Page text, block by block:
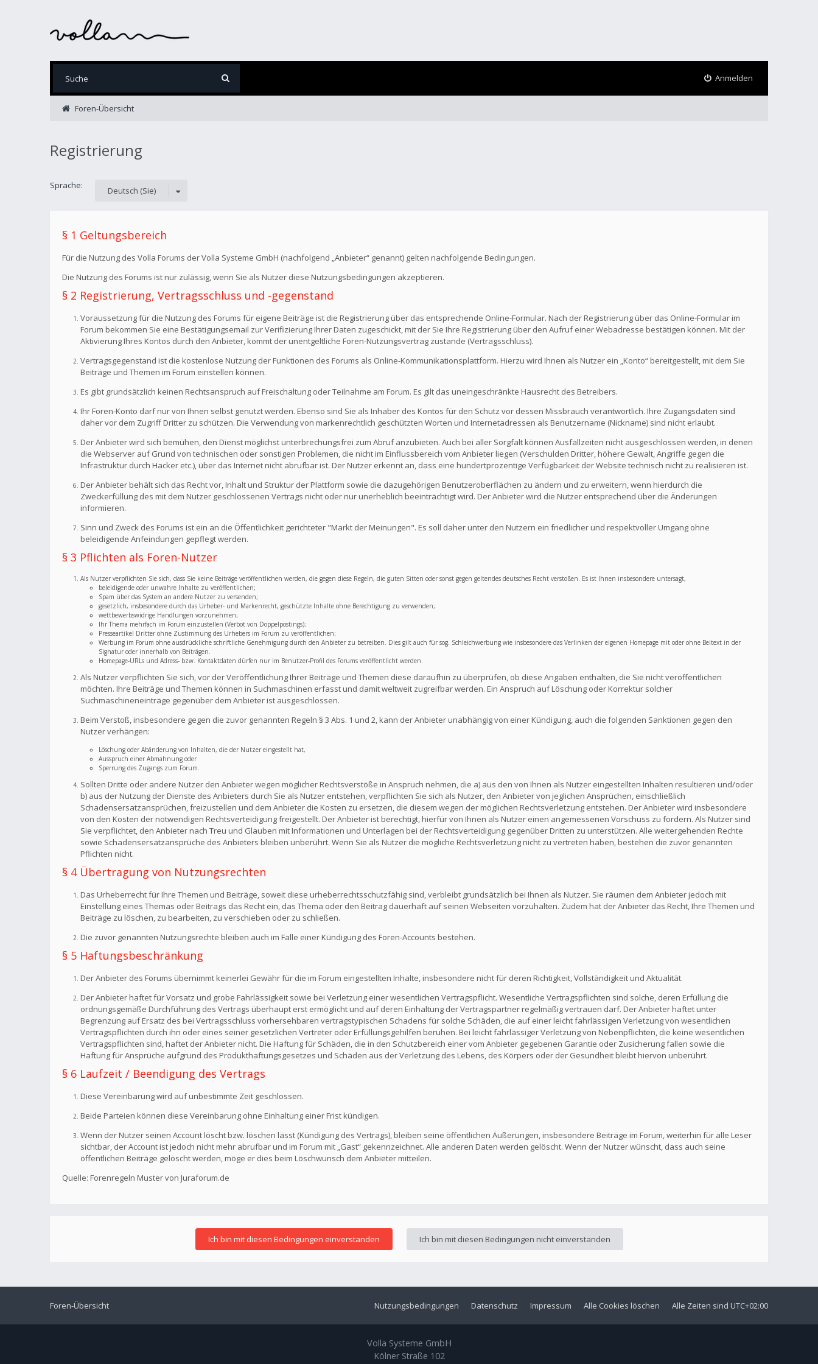
Anmelden
Foren-Übersicht
Registrierung
Sprache: Deutsch (Sie)
§ 1 Geltungsbereich
Für die Nutzung des Volla Forums der Volla Systeme GmbH (nachfolgend „Anbieter“ genannt) gelten nachfolgende Bedingungen.
Die Nutzung des Forums ist nur zulässig, wenn Sie als Nutzer diese Nutzungsbedingungen akzeptieren.
§ 2 Registrierung, Vertragsschluss und -gegenstand
Voraussetzung für die Nutzung des Forums für eigene Beiträge ist die Registrierung über das entsprechende Online-Formular. Nach der Registrierung über das Online-Formular im
Forum bekommen Sie eine Bestätigungsemail zur Verifizierung Ihrer Daten zugeschickt, mit der Sie Ihre Registrierung über den Aufruf einer Webadresse bestätigen können. Mit der
Aktivierung Ihres Kontos durch den Anbieter, kommt der unentgeltliche Foren-Nutzungsvertrag zustande (Vertragsschluss).
Vertragsgegenstand ist die kostenlose Nutzung der Funktionen des Forums als Online-Kommunikationsplattform. Hierzu wird Ihnen als Nutzer ein „Konto“ bereitgestellt, mit dem Sie
Beiträge und Themen im Forum einstellen können.
Es gibt grundsätzlich keinen Rechtsanspruch auf Freischaltung oder Teilnahme am Forum. Es gilt das uneingeschränkte Hausrecht des Betreibers.
Ihr Foren-Konto darf nur von Ihnen selbst genutzt werden. Ebenso sind Sie als Inhaber des Kontos für den Schutz vor dessen Missbrauch verantwortlich. Ihre Zugangsdaten sind
daher vor dem Zugriff Dritter zu schützen. Die Verwendung von markenrechtlich geschützten Worten und Internetadressen als Benutzername (Nickname) sind nicht erlaubt.
Der Anbieter wird sich bemühen, den Dienst möglichst unterbrechungsfrei zum Abruf anzubieten. Auch bei aller Sorgfalt können Ausfallzeiten nicht ausgeschlossen werden, in denen
die Webserver auf Grund von technischen oder sonstigen Problemen, die nicht im Einflussbereich vom Anbieter liegen (Verschulden Dritter, höhere Gewalt, Angriffe gegen die
Infrastruktur durch Hacker etc.), über das Internet nicht abrufbar ist. Der Nutzer erkennt an, dass eine hundertprozentige Verfügbarkeit der Website technisch nicht zu realisieren ist.
Der Anbieter behält sich das Recht vor, Inhalt und Struktur der Plattform sowie die dazugehörigen Benutzeroberflächen zu ändern und zu erweitern, wenn hierdurch die
Zweckerfüllung des mit dem Nutzer geschlossenen Vertrags nicht oder nur unerheblich beeinträchtigt wird. Der Anbieter wird die Nutzer entsprechend über die Änderungen
informieren.
Sinn und Zweck des Forums ist ein an die Öffentlichkeit gerichteter "Markt der Meinungen". Es soll daher unter den Nutzern ein friedlicher und respektvoller Umgang ohne
beleidigende Anfeindungen gepflegt werden.
§ 3 Pflichten als Foren-Nutzer
Als Nutzer verpflichten Sie sich, dass Sie keine Beiträge veröffentlichen werden, die gegen diese Regeln, die guten Sitten oder sonst gegen geltendes deutsches Recht verstoßen. Es ist Ihnen insbesondere untersagt,
beleidigende oder unwahre Inhalte zu veröffentlichen;
Spam über das System an andere Nutzer zu versenden;
gesetzlich, insbesondere durch das Urheber- und Markenrecht, geschützte Inhalte ohne Berechtigung zu verwenden;
wettbewerbswidrige Handlungen vorzunehmen;
Ihr Thema mehrfach im Forum einzustellen (Verbot von Doppelpostings);
Presseartikel Dritter ohne Zustimmung des Urhebers im Forum zu veröffentlichen;
Werbung im Forum ohne ausdrückliche schriftliche Genehmigung durch den Anbieter zu betreiben. Dies gilt auch für sog. Schleichwerbung wie insbesondere das Verlinken der eigenen Homepage mit oder ohne Beitext in der
Signatur oder innerhalb von Beiträgen.
Homepage-URLs und Adress- bzw. Kontaktdaten dürfen nur im Benutzer-Profil des Forums veröffentlicht werden.
Als Nutzer verpflichten Sie sich, vor der Veröffentlichung Ihrer Beiträge und Themen diese daraufhin zu überprüfen, ob diese Angaben enthalten, die Sie nicht veröffentlichen
möchten. Ihre Beiträge und Themen können in Suchmaschinen erfasst und damit weltweit zugreifbar werden. Ein Anspruch auf Löschung oder Korrektur solcher
Suchmaschineneinträge gegenüber dem Anbieter ist ausgeschlossen.
Beim Verstoß, insbesondere gegen die zuvor genannten Regeln § 3 Abs. 1 und 2, kann der Anbieter unabhängig von einer Kündigung, auch die folgenden Sanktionen gegen den
Nutzer verhängen:
Löschung oder Abänderung von Inhalten, die der Nutzer eingestellt hat,
Ausspruch einer Abmahnung oder
Sperrung des Zugangs zum Forum.
Sollten Dritte oder andere Nutzer den Anbieter wegen möglicher Rechtsverstöße in Anspruch nehmen, die a) aus den von Ihnen als Nutzer eingestellten Inhalten resultieren und/oder
b) aus der Nutzung der Dienste des Anbieters durch Sie als Nutzer entstehen, verpflichten Sie sich als Nutzer, den Anbieter von jeglichen Ansprüchen, einschließlich
Schadensersatzansprüchen, freizustellen und dem Anbieter die Kosten zu ersetzen, die diesem wegen der möglichen Rechtsverletzung entstehen. Der Anbieter wird insbesondere
von den Kosten der notwendigen Rechtsverteidigung freigestellt. Der Anbieter ist berechtigt, hierfür von Ihnen als Nutzer einen angemessenen Vorschuss zu fordern. Als Nutzer sind
Sie verpflichtet, den Anbieter nach Treu und Glauben mit Informationen und Unterlagen bei der Rechtsverteidigung gegenüber Dritten zu unterstützen. Alle weitergehenden Rechte
sowie Schadensersatzansprüche des Anbieters bleiben unberührt. Wenn Sie als Nutzer die mögliche Rechtsverletzung nicht zu vertreten haben, bestehen die zuvor genannten
Pflichten nicht.
§ 4 Übertragung von Nutzungsrechten
Das Urheberrecht für Ihre Themen und Beiträge, soweit diese urheberrechtsschutzfähig sind, verbleibt grundsätzlich bei Ihnen als Nutzer. Sie räumen dem Anbieter jedoch mit
Einstellung eines Themas oder Beitrags das Recht ein, das Thema oder den Beitrag dauerhaft auf seinen Webseiten vorzuhalten. Zudem hat der Anbieter das Recht, Ihre Themen und
Beiträge zu löschen, zu bearbeiten, zu verschieben oder zu schließen.
Die zuvor genannten Nutzungsrechte bleiben auch im Falle einer Kündigung des Foren-Accounts bestehen.
§ 5 Haftungsbeschränkung
Der Anbieter des Forums übernimmt keinerlei Gewähr für die im Forum eingestellten Inhalte, insbesondere nicht für deren Richtigkeit, Vollständigkeit und Aktualität.
Der Anbieter haftet für Vorsatz und grobe Fahrlässigkeit sowie bei Verletzung einer wesentlichen Vertragspflicht. Wesentliche Vertragspflichten sind solche, deren Erfüllung die
ordnungsgemäße Durchführung des Vertrags überhaupt erst ermöglicht und auf deren Einhaltung der Vertragspartner regelmäßig vertrauen darf. Der Anbieter haftet unter
Begrenzung auf Ersatz des bei Vertragsschluss vorhersehbaren vertragstypischen Schadens für solche Schäden, die auf einer leicht fahrlässigen Verletzung von wesentlichen
Vertragspflichten durch ihn oder eines seiner gesetzlichen Vertreter oder Erfüllungsgehilfen beruhen. Bei leicht fahrlässiger Verletzung von Nebenpflichten, die keine wesentlichen
Vertragspflichten sind, haftet der Anbieter nicht. Die Haftung für Schäden, die in den Schutzbereich einer vom Anbieter gegebenen Garantie oder Zusicherung fallen sowie die
Haftung für Ansprüche aufgrund des Produkthaftungsgesetzes und Schäden aus der Verletzung des Lebens, des Körpers oder der Gesundheit bleibt hiervon unberührt.
§ 6 Laufzeit / Beendigung des Vertrags
Diese Vereinbarung wird auf unbestimmte Zeit geschlossen.
Beide Parteien können diese Vereinbarung ohne Einhaltung einer Frist kündigen.
Wenn der Nutzer seinen Account löscht bzw. löschen lässt (Kündigung des Vertrags), bleiben seine öffentlichen Äußerungen, insbesondere Beiträge im Forum, weiterhin für alle Leser
sichtbar, der Account ist jedoch nicht mehr abrufbar und im Forum mit „Gast“ gekennzeichnet. Alle anderen Daten werden gelöscht. Wenn der Nutzer wünscht, dass auch seine
öffentlichen Beiträge gelöscht werden, möge er dies beim Löschwunsch dem Anbieter mitteilen.
Quelle: Forenregeln Muster von Juraforum.de
Foren-Übersicht Alle Zeiten sind UTC+02:00
Alle Cookies löschen
Impressum
Datenschutz
Nutzungsbedingungen
Volla Systeme GmbH
Kölner Straße 102